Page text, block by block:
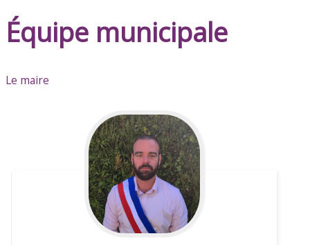
Équipe municipale
Le maire